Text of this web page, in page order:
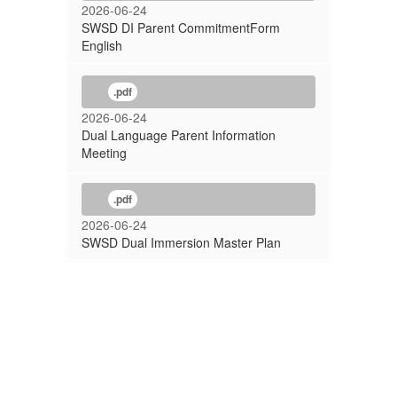
2026-06-24
SWSD DI Parent CommitmentForm
English
.pdf
2026-06-24
Dual Language Parent Information
Meeting
.pdf
2026-06-24
SWSD Dual Immersion Master Plan